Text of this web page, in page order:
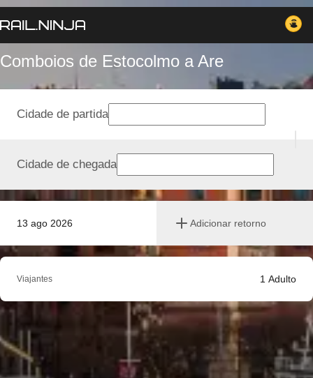
Comboios de Estocolmo a Are
13 ago 2026 Adicionar retorno
Cidade de partida
Cidade de chegada
Viajantes 1 Adulto